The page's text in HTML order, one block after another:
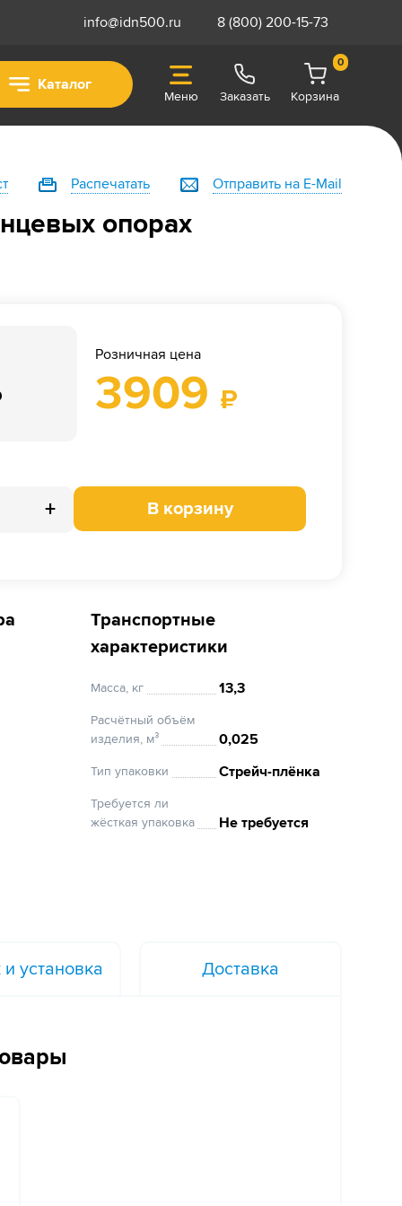
info@idn500.ru 8 (800) 200-15-73
Каталог
Меню Заказать
0
Корзина
Распечатать Отправить на E-Mail
опорах
Розничная цена
3909 ₽
+ В корзину
Транспортные
характеристики
Масса, кг 13,3
Расчётный объём
изделия, м³
0,025
Тип упаковки Стрейч-плёнка
Требуется ли
жёсткая упаковка
Не требуется
установка Доставка